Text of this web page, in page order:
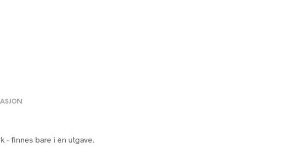
– finnes bare i èn utgave.